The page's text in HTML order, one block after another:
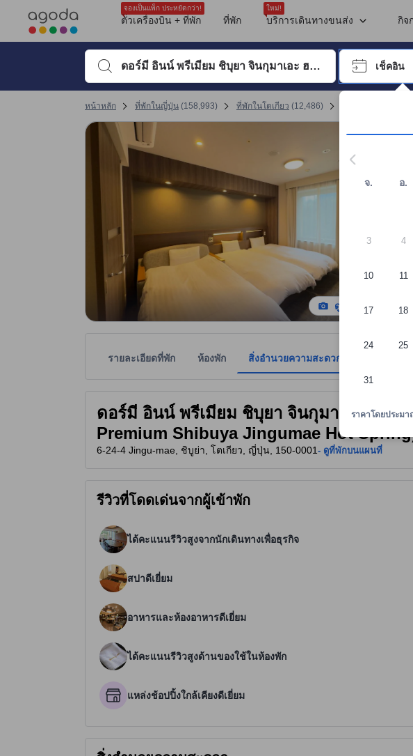
จองเป็นแพ็ก ประหยัดกว่า!
ตั๋วเครื่องบิน + ที่พัก ที่พัก
ใหม่!
บริการเดินทางขนส่ง กิจ
พิมพ์ชื่อที่พักหรือคำที่ต้องการค้นหา จากนั้นใช้ปุ่มลูกศรหรือปุ่ม Tab เพื่อเลื่อนหาคำที่
เช็คอิน
กด Enter เพื่อเลือ
จ. อ.
3 4
10 11
17 18
24 25
31
ราคาโดยประมา
หน้าหลัก ที่พักในญี่ปุ่น (158,993) ที่พักในโตเกียว (12,486)
ดูรูปทั้งหมด
รายละเอียดที่พัก ห้องพัก สิ่งอำนวยความสะดวก
ดอร์มี อินน์ พรีเมียม ชิบุยา จินกุมาเอะ ฮอต
Premium Shibuya Jingumae Hot
6-24-4 Jingu-mae, ชิบูย่า, โตเกียว, ญี่ปุ่น, 150-0001 - ดูที่พักบนแผนที่
รีวิวที่โดดเด่นจากผู้เข้าพัก
ได้คะแนนรีวิวสูงจากนักเดินทางเพื่อธุรกิจ
สปาดีเยี่ยม
อาหารและห้องอาหารดีเยี่ยม
ได้คะแนนรีวิวสูงด้านของใช้ในห้องพัก
แหล่งช้อปปิ้งใกล้เคียงดีเยี่ยม
จาก 7103 รีวิวของผู้เข้าพักจริง
รีวิวทั้งหมดของอโกด้ามาจากผู้เข้าพักจริง ซึ่งเขียนหลังจากการเดินทางไปเข้าพัก ดังนั้น คะแนนรี
คะแนนรีวิวที่ได้รับล่าสุด
คะแนนรีวิว 10 ครั้งล่าสุดของที่พัก
10 8.8 9.2 9.2 10 6.4
คะแนนรีวิวล่าสุด
ความสะอาด 8.9 เต็ม 10 คะแนน ถือว่าได้คะแนนสูงในโตเกียว
สิ่งอำนวยความสะดวก 8.9 เต็ม 10 คะแนน ถือว่าได้คะแนนสูงในโตเกียว
ความสะดวกสบายและคุณภาพของห้องพัก 8.8 เต็ม 10 คะแนน ถือว่าได้คะแนนสูงในโตเกียว
การให้บริการของพนักงาน 9 เต็ม 10 คะแนน ถือว่าได้คะแนนสูงในโตเกียว
คุ้มค่ากับเงินที่จ่าย 8.6 เต็ม 10 คะแนน ถือว่าได้คะแนนสูงในโตเกียว
Mentioned in 225 reviews
Mentioned in 121 reviews
Mentioned in 111 reviews
Mentioned in 110 reviews
Mentioned in 73 reviews
Mentioned in 63 reviews
Mentioned in 38 reviews
Mentioned in 37 reviews
Mentioned in 36 reviews